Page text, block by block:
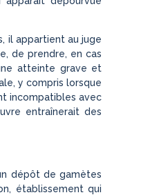
il appartient au juge
de prendre, en cas
atteinte grave et
y compris lorsque
incompatibles avec
entraînerait des
dépôt de gamètes
établissement qui